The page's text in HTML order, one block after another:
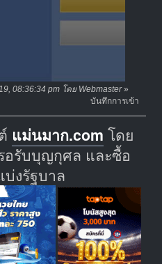
08:36:34 pm โดย Webmaster»
บันทึกการเข้า
แม่นมาก.com โดย
อรับบุญกุศล และซื้อ
งรัฐบาล